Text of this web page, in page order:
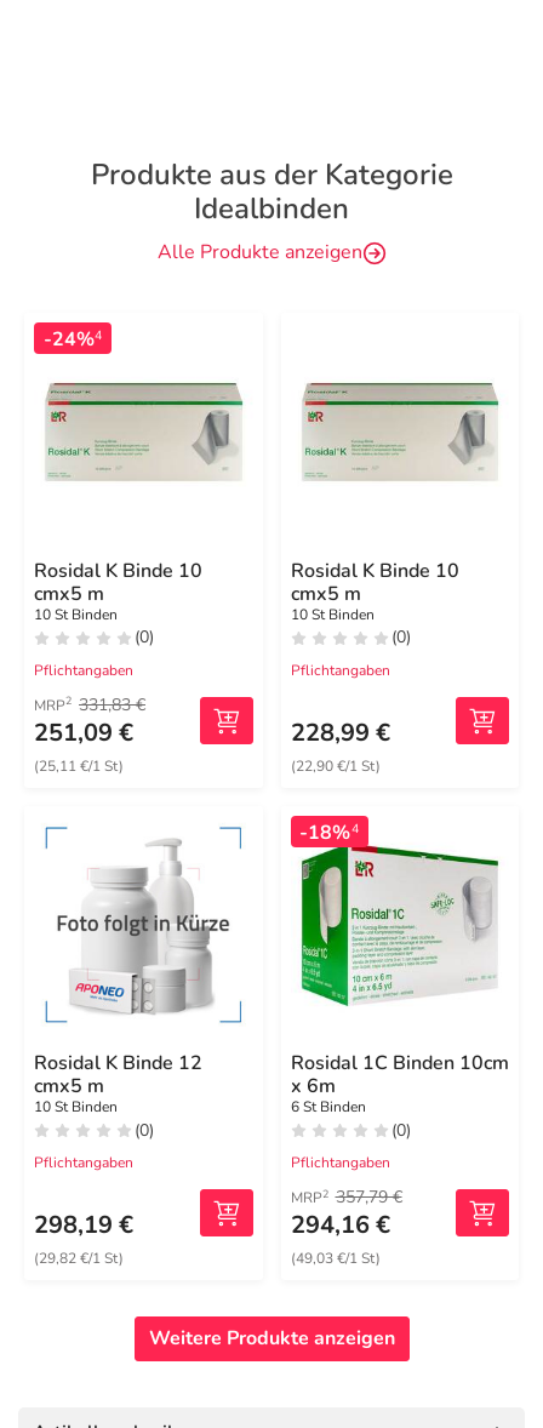
Produkte aus der Kategorie
Idealbinden
Alle Produkte anzeigen
-24%4
Rosidal K Binde 10
cmx5 m
10 St Binden
(0)
Pflichtangaben
MRP2 331,83 €
251,09 €
(25,11 €/1 St)
Rosidal K Binde 10
cmx5 m
10 St Binden
(0)
Pflichtangaben
228,99 €
(22,90 €/1 St)
Rosidal K Binde 12
cmx5 m
10 St Binden
(0)
Pflichtangaben
298,19 €
(29,82 €/1 St)
-18%4
Rosidal 1C Binden 10cm
x 6m
6 St Binden
(0)
Pflichtangaben
MRP2 357,79 €
294,16 €
(49,03 €/1 St)
Weitere Produkte anzeigen